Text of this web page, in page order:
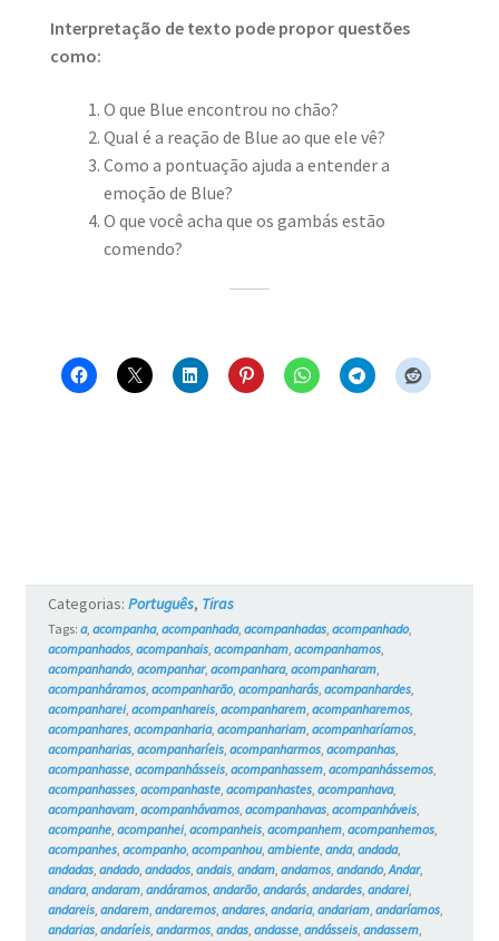
Interpretação de texto pode propor questões
como:
O que Blue encontrou no chão?
Qual é a reação de Blue ao que ele vê?
Como a pontuação ajuda a entender a
emoção de Blue?
O que você acha que os gambás estão
comendo?
Categorias: Português, Tiras
Tags: a, acompanha, acompanhada, acompanhadas, acompanhado,
acompanhados, acompanhais, acompanham, acompanhamos,
acompanhando, acompanhar, acompanhara, acompanharam,
acompanháramos, acompanharão, acompanharás, acompanhardes,
acompanharei, acompanhareis, acompanharem, acompanharemos,
acompanhares, acompanharia, acompanhariam, acompanharíamos,
acompanharias, acompanharíeis, acompanharmos, acompanhas,
acompanhasse, acompanhásseis, acompanhassem, acompanhássemos,
acompanhasses, acompanhaste, acompanhastes, acompanhava,
acompanhavam, acompanhávamos, acompanhavas, acompanháveis,
acompanhe, acompanhei, acompanheis, acompanhem, acompanhemos,
acompanhes, acompanho, acompanhou, ambiente, anda, andada,
andadas, andado, andados, andais, andam, andamos, andando, Andar,
andara, andaram, andáramos, andarão, andarás, andardes, andarei,
andareis, andarem, andaremos, andares, andaria, andariam, andaríamos,
andarias, andaríeis, andarmos, andas, andasse, andásseis, andassem,